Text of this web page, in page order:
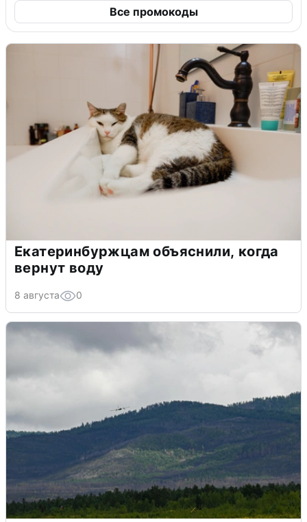
Все промокоды
Екатеринбуржцам объяснили, когда
вернут воду
8 августа 0